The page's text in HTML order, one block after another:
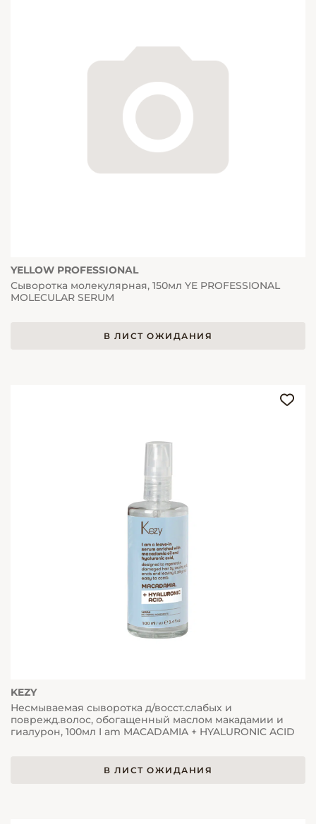
YELLOW PROFESSIONAL
Сыворотка молекулярная, 150мл YE PROFESSIONAL
MOLECULAR SERUM
В ЛИСТ ОЖИДАНИЯ
KEZY
Несмываемая сыворотка д/восст.слабых и
поврежд.волос, обогащенный маслом макадамии и
гиалурон, 100мл I am MACADAMIA + HYALURONIC ACID
В ЛИСТ ОЖИДАНИЯ